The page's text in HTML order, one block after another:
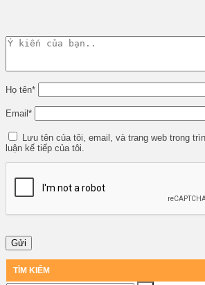
Họ tên*
Email *
Lưu tên của tôi, email, và trang web trong
luận kế tiếp của tôi.
TÌM KIẾM